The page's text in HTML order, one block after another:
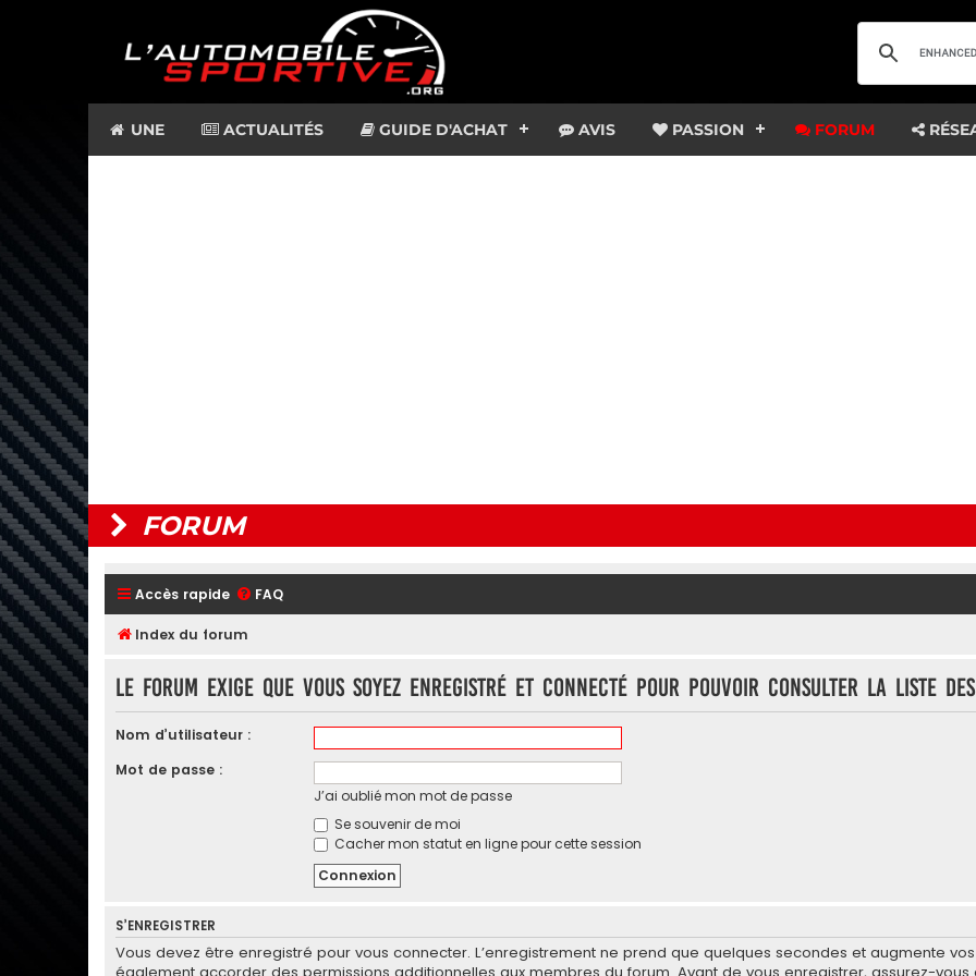
UNE ACTUALITÉS GUIDE D'ACHAT AVIS PASSION FORUM
FORUM
Accès rapide FAQ
Index du forum
Le forum exige que vous soyez enregistré et connecté pour pouvoir consulter la liste des
Nom d’utilisateur :
Mot de passe :
J’ai oublié mon mot de passe
Se souvenir de moi
Cacher mon statut en ligne pour cette session
S’ENREGISTRER
Vous devez être enregistré pour vous connecter. L’enregistrement ne prend que quelques secondes et augmente